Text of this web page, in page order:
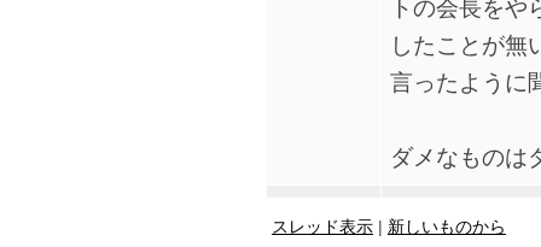
トの会長を
したことが無
言ったように
ダメなものは
スレッド表示 | 新しいものから